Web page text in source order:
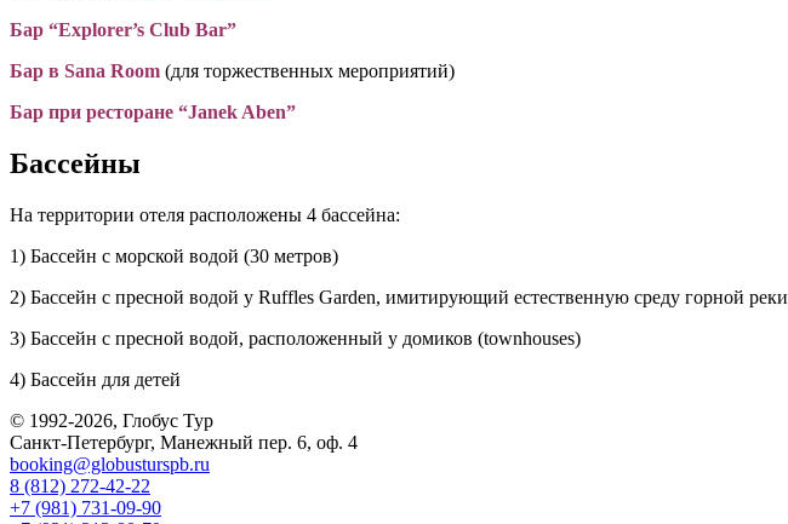
Бар “Explorer’s Club Bar”
Бар в Sana Room (для торжественных мероприятий)
Бар при ресторане “Janek Aben”
Бассейны
На территории отеля расположены 4 бассейна:
1) Бассейн с морской водой (30 метров)
2) Бассейн с пресной водой у Ruffles Garden, имитирующий естественную среду горной реки
3) Бассейн с пресной водой, расположенный у домиков (townhouses)
4) Бассейн для детей
© 1992-2026, Глобус Тур
Санкт-Петербург, Манежный пер. 6, оф. 4
booking@globusturspb.ru
8 (812) 272-42-22
+7 (981) 731-09-90